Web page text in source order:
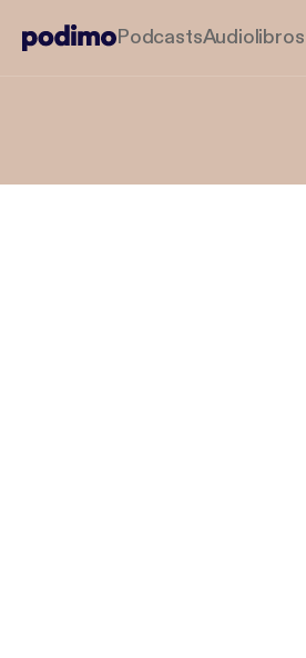
PodcastsAudiolibros